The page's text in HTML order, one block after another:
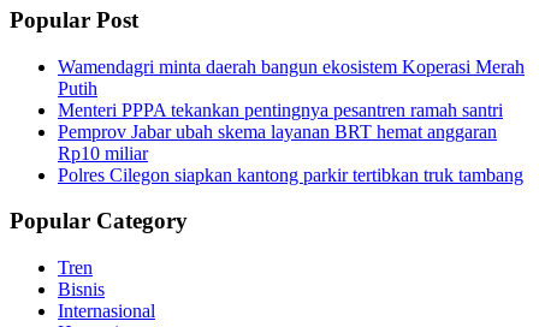
Popular Post
Wamendagri minta daerah bangun ekosistem Koperasi Merah
Putih
Menteri PPPA tekankan pentingnya pesantren ramah santri
Pemprov Jabar ubah skema layanan BRT hemat anggaran
Rp10 miliar
Polres Cilegon siapkan kantong parkir tertibkan truk tambang
Popular Category
Tren
Bisnis
Internasional